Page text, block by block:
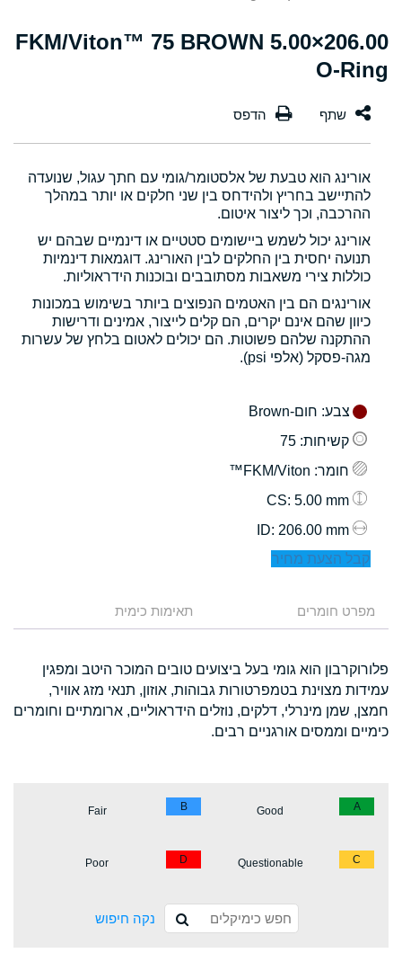
206.00×5.00 FKM/Viton™ 75 BROWN
O-Ring
אורינג הוא טבעת של אלסטומר/גומי עם חתך עגול, שנועדה
להתיישב בחריץ ולהידחס בין שני חלקים או יותר במהלך
ההרכבה, וכך ליצור איטום.
אורינג יכול לשמש ביישומים סטטיים או דינמיים שבהם יש
תנועה יחסית בין החלקים לבין האורינג. דוגמאות דינמיות
כוללות צירי משאבות מסתובבים ובוכנות הידראוליות.
אורינגים הם בין האטמים הנפוצים ביותר בשימוש במכונות
כיוון שהם אינם יקרים, הם קלים לייצור, אמינים ודרישות
ההתקנה שלהם פשוטות. הם יכולים לאטום בלחץ של עשרות
מגה-פסקל (אלפי psi).
צבע: חום-Brown
קשיחות: 75
חומר: FKM/Viton™
: 5.00 mm
: 206.00 mm
קבל הצעת מחיר
מפרט חומרים תאימות כימית
פלורוקרבון הוא גומי בעל ביצועים טובים המוכר היטב ומפגין
עמידות מצוינת בטמפרטורות גבוהות, אוזון, תנאי מזג אוויר,
חמצן, שמן מינרלי, דלקים, נוזלים הידראוליים, ארומתיים וחומרים
כימיים וממסים אורגניים רבים.
A
Good
B
Fair
C
Questionable
D
Poor
נקה חיפוש